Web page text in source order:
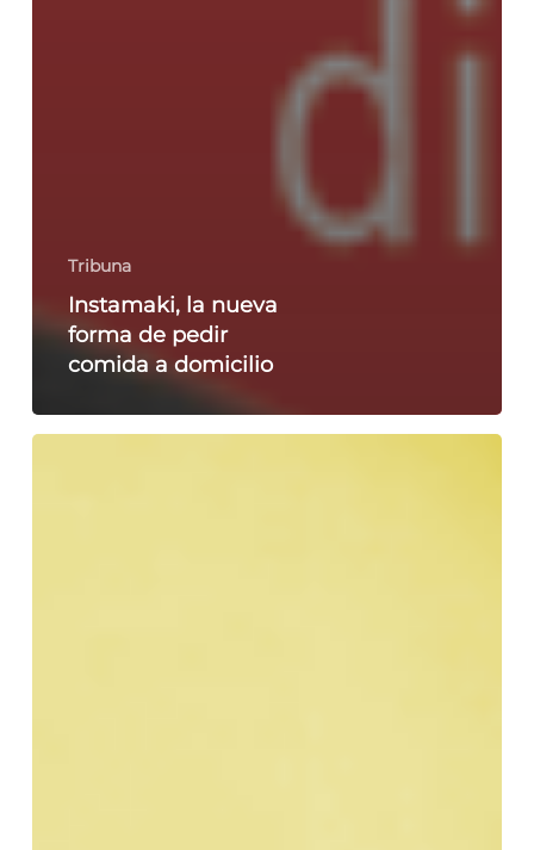
Tribuna
Instamaki, la nueva
forma de pedir
comida a domicilio